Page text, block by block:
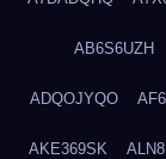
AB6S6UZH
ADQOJYQO
AKE369SK